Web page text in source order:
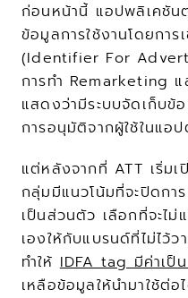
ก่อนหน้านี้ แอปพลิเคชัน
ข้อมูลการใช้งานโดยกา
(Identifier For
การทำ Remarketing
แสดงว่ามีระบบจัดเก็บข้
การอนุมัติจากผู้ใช้ในแอ
แต่หลังจากที่ ATT เริ่มเ
กลุ่มมีแนวโน้มที่จะปิดกา
เป็นส่วนตัว เลือกที่จะไม่
เองให้กับแบรนด์ที่ไม่ไว้ว
ทำให้ IDFA tag มีค่าเป็
เหลือข้อมูลให้นำมาใช้ต่